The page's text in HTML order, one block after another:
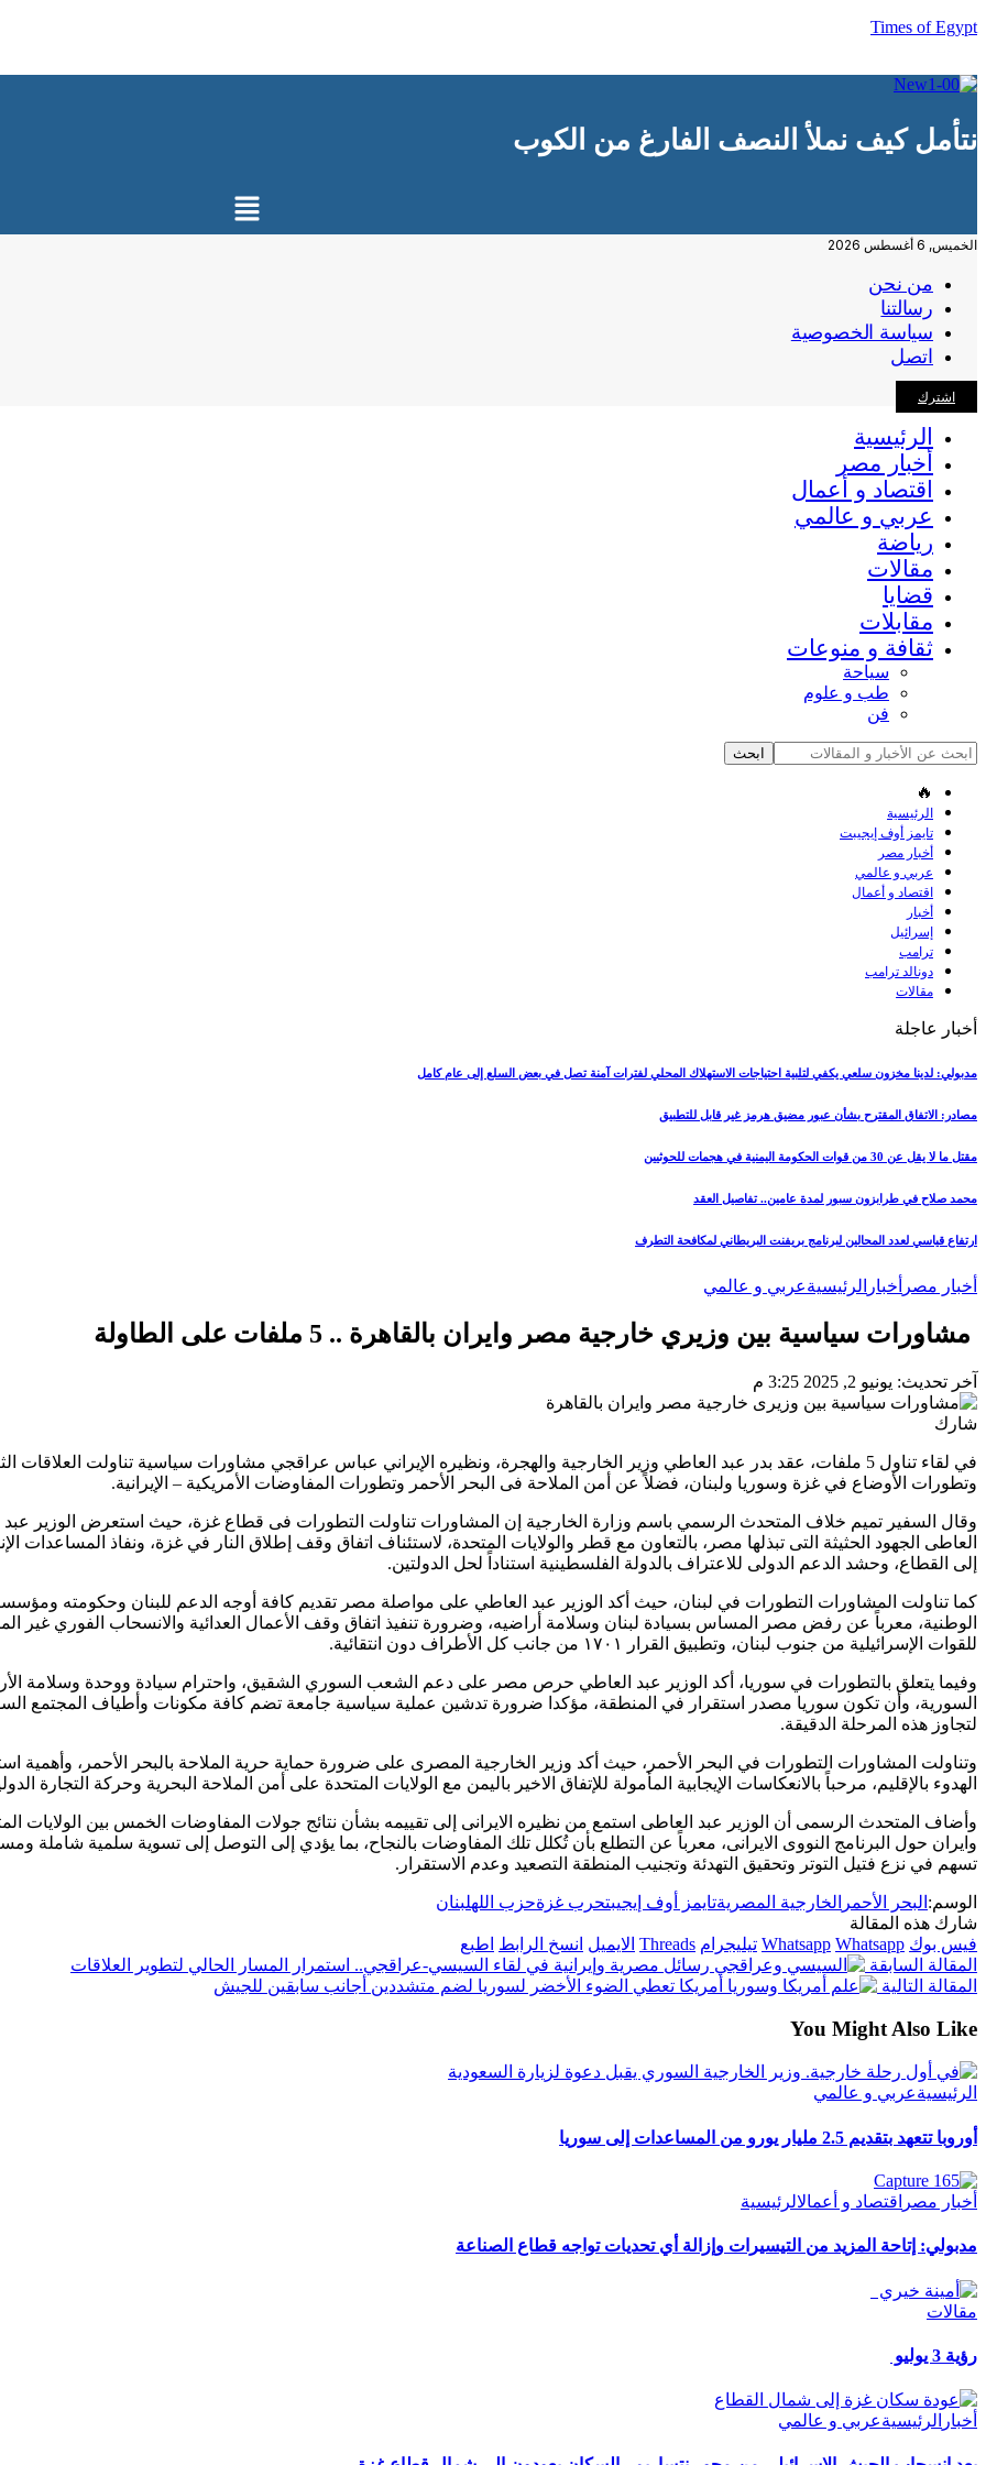
Times of Egypt
نتأمل كيف نملأ النصف الفارغ من الكوب
الخميس, 6 أغسطس 2026
من نحن
رسالتنا
سياسة الخصوصية
اتصل
اشترك
الرئيسية
أخبار مصر
اقتصاد و أعمال
عربي و عالمي
رياضة
مقالات
قضايا
مقابلات
ثقافة و منوعات
سياحة
طب و علوم
فن
🔥
الرئيسية
تايمز أوف إيجيبت
أخبار مصر
عربي و عالمي
اقتصاد و أعمال
أخبار
إسرائيل
ترامب
دونالد ترامب
مقالات
أخبار عاجلة
مدبولي: لدينا مخزون سلعي يكفي لتلبية احتياجات الاستهلاك المحلي لفترات آمنة تصل في بعض السلع إلى عام كامل
مصادر: الاتفاق المقترح بشأن عبور مضيق هرمز غير قابل للتطبيق
مقتل ما لا يقل عن 30 من قوات الحكومة اليمنية في هجمات للحوثيين
محمد صلاح في طرابزون سبور لمدة عامين.. تفاصيل العقد
ارتفاع قياسي لعدد المحالين لبرنامج بريفنت البريطاني لمكافحة التطرف
أخبار مصر أخبار الرئيسيةعربي و عالمي
مشاورات سياسية بين وزيري خارجية مصر وايران بالقاهرة .. 5 ملفات على الطاولة
آخر تحديث: يونيو 2, 2025 3:25 م
شارك
في لقاء تناول 5 ملفات، عقد بدر عبد العاطي وزير الخارجية والهجرة، ونظيره الإيراني عباس عراقجي مشاورات سياسية تناولت العلاقات
وتطورات الأوضاع في غزة وسوريا ولبنان، فضلاً عن أمن الملاحة فى البحر الأحمر وتطورات المفاوضات الأمريكية – الإيرانية.
وقال السفير تميم خلاف المتحدث الرسمي باسم وزارة الخارجية إن المشاورات تناولت التطورات فى قطاع غزة، حيث استعرض الوزير عبد
العاطى الجهود الحثيثة التى تبذلها مصر، بالتعاون مع قطر والولايات المتحدة، لاستئناف اتفاق وقف إطلاق النار في غزة، ونفاذ المساعدات
إلى القطاع، وحشد الدعم الدولى للاعتراف بالدولة الفلسطينية استناداً لحل الدولتين.
كما تناولت المشاورات التطورات في لبنان، حيث أكد الوزير عبد العاطي على مواصلة مصر تقديم كافة أوجه الدعم للبنان وحكومته
الوطنية، معرباً عن رفض مصر المساس بسيادة لبنان وسلامة أراضيه، وضرورة تنفيذ اتفاق وقف الأعمال العدائية والانسحاب الفوري غير
للقوات الإسرائيلية من جنوب لبنان، وتطبيق القرار ١٧٠١ من جانب كل الأطراف دون انتقائية.
وفيما يتعلق بالتطورات في سوريا، أكد الوزير عبد العاطي حرص مصر على دعم الشعب السوري الشقيق، واحترام سيادة ووحدة وسلامة
السورية، وأن تكون سوريا مصدر استقرار في المنطقة، مؤكدا ضرورة تدشين عملية سياسية جامعة تضم كافة مكونات وأطياف المجتمع
لتجاوز هذه المرحلة الدقيقة.
وتناولت المشاورات التطورات في البحر الأحمر، حيث أكد وزير الخارجية المصرى على ضرورة حماية حرية الملاحة بالبحر الأحمر، وأهمية
الهدوء بالإقليم، مرحباً بالانعكاسات الإيجابية المأمولة للإتفاق الاخير باليمن مع الولايات المتحدة على أمن الملاحة البحرية وحركة التجارة
وأضاف المتحدث الرسمى أن الوزير عبد العاطى استمع من نظيره الايرانى إلى تقييمه بشأن نتائج جولات المفاوضات الخمس بين الولايات
وايران حول البرنامج النووى الايرانى، معرباً عن التطلع بأن تُكلل تلك المفاوضات بالنجاح، بما يؤدي إلى التوصل إلى تسوية سلمية شاملة
تسهم في نزع فتيل التوتر وتحقيق التهدئة وتجنيب المنطقة التصعيد وعدم الاستقرار.
الوسم: البحر الأحمر الخارجية المصريةتايمز أوف إيجيبتحرب غزةحزب اللهلبنان
شارك هذه المقالة
فيس بوك
Whatsapp Whatsapp تيليجرام Threads الايميل انسخ الرابط اطبع
المقالة السابقة
رسائل مصرية وإيرانية في لقاء السيسي-عراقجي.. استمرار المسار الحالي لتطوير العلاقات
المقالة التالية
أمريكا تعطي الضوء الأخضر لسوريا لضم متشددين أجانب سابقين للجيش
You Might Also Like
الرئيسيةعربي و عالمي
أوروبا تتعهد بتقديم 2.5 مليار يورو من المساعدات إلى سوريا
أخبار مصر اقتصاد و أعمالالرئيسية
مدبولي: إتاحة المزيد من التيسيرات وإزالة أي تحديات تواجه قطاع الصناعة
مقالات
رؤية 3 يوليو
أخبار الرئيسيةعربي و عالمي